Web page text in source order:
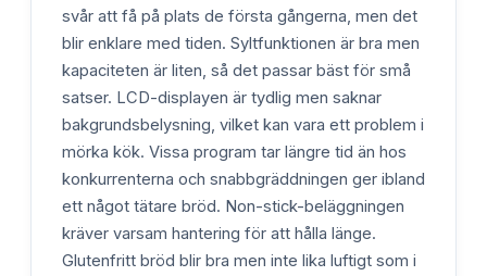
svår att få på plats de första gångerna, men det
blir enklare med tiden. Syltfunktionen är bra men
kapaciteten är liten, så det passar bäst för små
satser. LCD-displayen är tydlig men saknar
bakgrundsbelysning, vilket kan vara ett problem i
mörka kök. Vissa program tar längre tid än hos
konkurrenterna och snabbgräddningen ger ibland
ett något tätare bröd. Non-stick-beläggningen
kräver varsam hantering för att hålla länge.
Glutenfritt bröd blir bra men inte lika luftigt som i